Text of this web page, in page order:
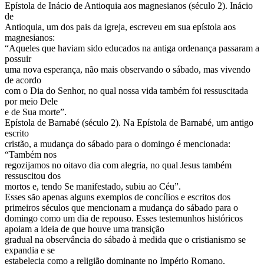
Epístola de Inácio de Antioquia aos magnesianos (século 2). Inácio
de
Antioquia, um dos pais da igreja, escreveu em sua epístola aos
magnesianos:
“Aqueles que haviam sido educados na antiga ordenança passaram a
possuir
uma nova esperança, não mais observando o sábado, mas vivendo
de acordo
com o Dia do Senhor, no qual nossa vida também foi ressuscitada
por meio Dele
e de Sua morte”.
Epístola de Barnabé (século 2). Na Epístola de Barnabé, um antigo
escrito
cristão, a mudança do sábado para o domingo é mencionada:
“Também nos
regozijamos no oitavo dia com alegria, no qual Jesus também
ressuscitou dos
mortos e, tendo Se manifestado, subiu ao Céu”.
Esses são apenas alguns exemplos de concílios e escritos dos
primeiros séculos que mencionam a mudança do sábado para o
domingo como um dia de repouso. Esses testemunhos históricos
apoiam a ideia de que houve uma transição
gradual na observância do sábado à medida que o cristianismo se
expandia e se
estabelecia como a religião dominante no Império Romano.